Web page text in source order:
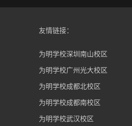
友情链接：
为明学校深圳南山校区
为明学校广州光大校区
为明学校成都北校区
为明学校成都南校区
为明学校武汉校区